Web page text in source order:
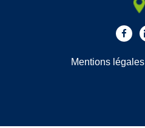
Mentions légales